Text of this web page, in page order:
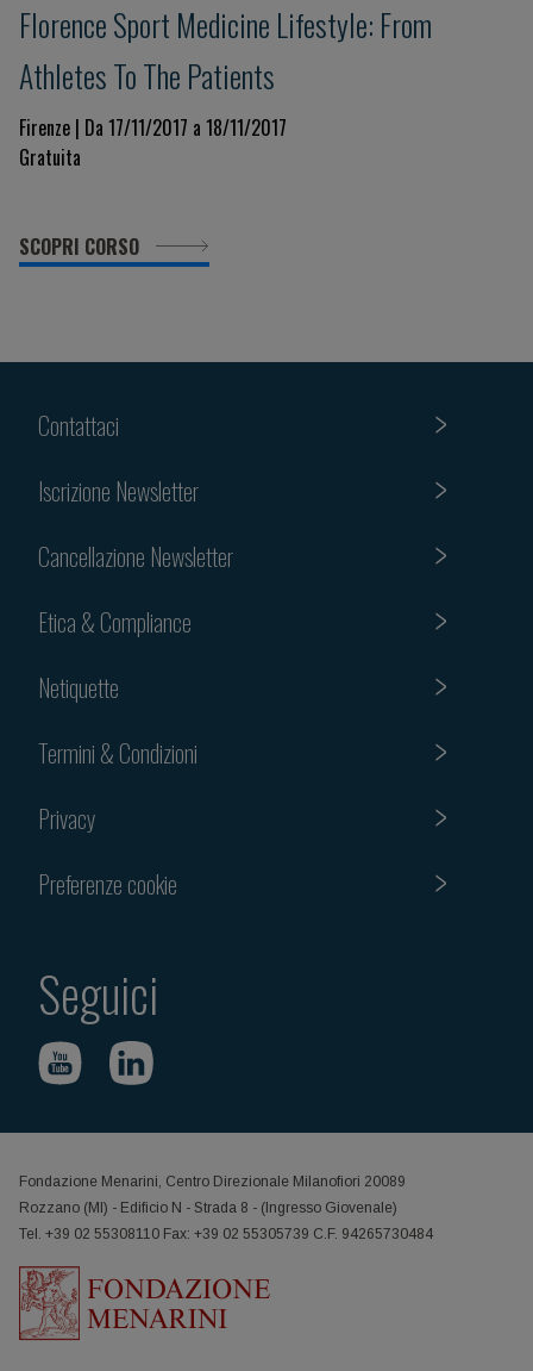
Florence Sport Medicine Lifestyle: From
Athletes To The Patients
Firenze | Da 17/11/2017 a 18/11/2017
Gratuita
SCOPRI CORSO
Contattaci
Iscrizione Newsletter
Cancellazione Newsletter
Etica & Compliance
Netiquette
Termini & Condizioni
Privacy
Preferenze cookie
Seguici
Fondazione Menarini, Centro Direzionale Milanofiori 20089
Rozzano (MI) - Edificio N - Strada 8 - (Ingresso Giovenale)
Tel. +39 02 55308110 Fax: +39 02 55305739 C.F. 94265730484